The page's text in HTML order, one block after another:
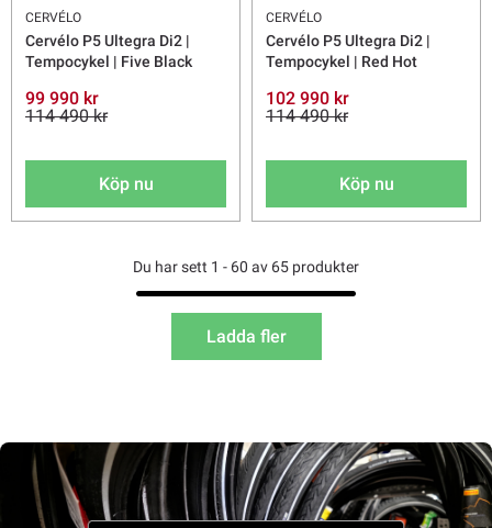
CERVÉLO
Cervélo P5 Ultegra Di2 |
Tempocykel | Five Black
99 990 kr
114 490 kr
Köp nu
CERVÉLO
Cervélo P5 Ultegra Di2 |
Tempocykel | Red Hot
102 990 kr
114 490 kr
Köp nu
Du har sett 1 - 60 av 65 produkter
Ladda fler